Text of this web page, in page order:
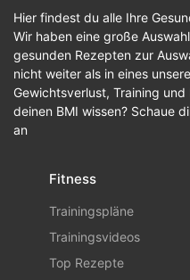
Hier findest du alle Ihre
Wir haben eine große
gesunden Rezepten zur
nicht weiter als in eines
Gewichtsverlust, Training
deinen BMI wissen? Schaue
an
Fitness
Trainingspläne
Trainingsvideos
Top Rezepte